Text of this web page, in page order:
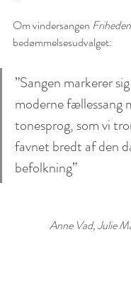
Om vindersangen
bedømmelsesudvalget:
”Sangen markerer
moderne fællessang
tonesprog, som vi
favnet bredt af den
befolkning”
Anne Vad, Julie